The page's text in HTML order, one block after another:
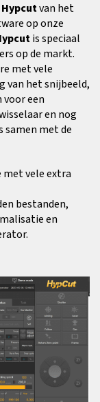
Hypcutvan het
op onze
is speciaal
op de markt.
met vele
van het snijbeeld,
een
en nog
samen met de
vele extra
bestanden,
en